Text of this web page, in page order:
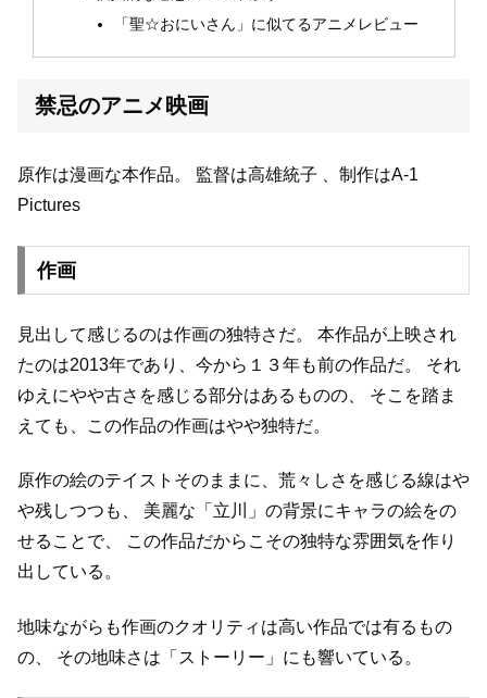
「聖☆おにいさん」に似てるアニメレビュー
禁忌のアニメ映画
原作は漫画な本作品。
監督は高雄統子 、制作はA-1
Pictures
作画
見出して感じるのは作画の独特さだ。
本作品が上映され
たのは2013年であり、今から１３年も前の作品だ。
それ
ゆえにやや古さを感じる部分はあるものの、
そこを踏ま
えても、この作品の作画はやや独特だ。
原作の絵のテイストそのままに、荒々しさを感じる線はや
や残しつつも、
美麗な「立川」の背景にキャラの絵をの
せることで、
この作品だからこその独特な雰囲気を作り
出している。
地味ながらも作画のクオリティは高い作品では有るもの
の、
その地味さは「ストーリー」にも響いている。